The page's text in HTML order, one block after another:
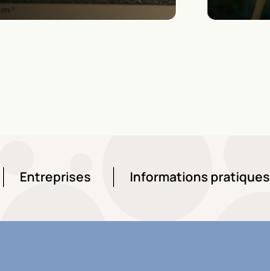
Entreprises
Informations pratiques